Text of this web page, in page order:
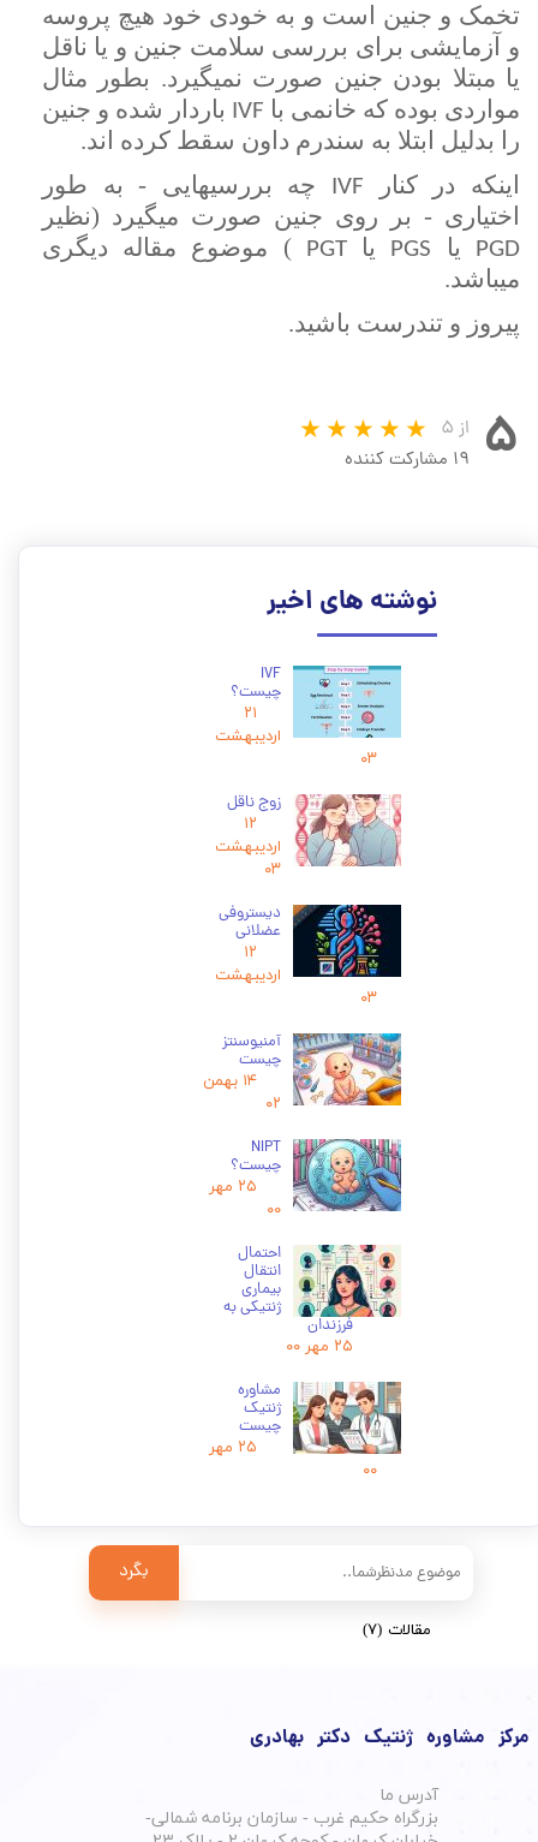
تخمک و جنین است و به خودی خود هیچ پروسه
و آزمایشی برای بررسی سلامت جنین و یا ناقل
یا مبتلا بودن جنین صورت نمیگیرد. بطور مثال
مواردی بوده که خانمی با IVF باردار شده و جنین
را بدلیل ابتلا به سندرم داون سقط کرده اند.
اینکه در کنار
IVF
چه بررسیهایی - به طور
اختیاری - بر روی جنین صورت میگیرد (نظیر
PGD یا PGS یا PGT
) موضوع مقاله دیگری
میباشد.
پیروز و تندرست باشید.
۵
از ۵
۱۹ مشارکت کننده
نوشته های اخیر
IVF
چیست؟
۲۱
اردیبهشت
۰۳
زوج ناقل
۱۲
اردیبهشت
۰۳
دیستروفی
عضلانی
۱۲
اردیبهشت
۰۳
آمنیوسنتز
چیست
۱۴ بهمن
۰۲
NIPT
چیست؟
۲۵ مهر
۰۰
احتمال
انتقال
بیماری
ژنتیکی به
فرزندان
۲۵ مهر ۰۰
مشاوره
ژنتیک
چیست
۲۵ مهر
۰۰
بگرد
مقالات (۷)
مرکز مشاوره ژنتیک دکتر بهادری
آدرس ما
بزرگراه حکیم غرب - سازمان برنامه شمالی-